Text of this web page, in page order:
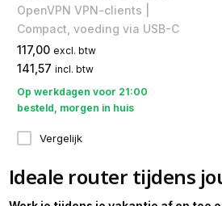
OpenVPN VPN-clients |
Compact, voeding via USB-C
117,00 excl. btw
141,57 incl. btw
Op werkdagen voor 21:00
besteld, morgen in huis
Vergelijk
Ideale router tijdens